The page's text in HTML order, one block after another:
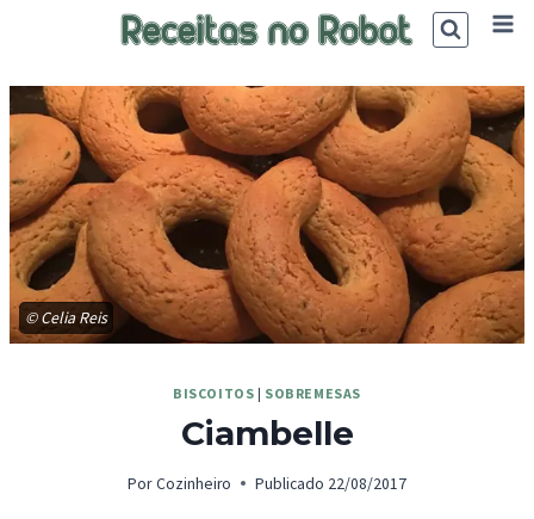
© Celia Reis
BISCOITOS | SOBREMESAS
Ciambelle
Por Cozinheiro Publicado 22/08/2017